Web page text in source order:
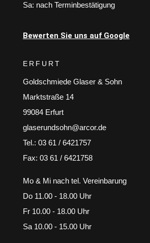
Sa: nach Terminbestätigung
Bewerten Sie uns auf Google
ERFURT
Goldschmiede Glaser & Sohn
Marktstraße 14
99084 Erfurt
glaserundsohn@arcor.de
Tel.: 03 61 / 6421757
Fax: 03 61 / 6421758
Mo & Mi nach tel. Vereinbarung
Do 11.00 - 18.00 Uhr
Fr 10.00 - 18.00 Uhr
Sa 10.00 - 15.00 Uhr